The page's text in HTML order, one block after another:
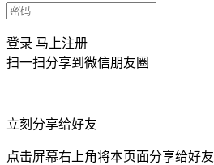
登录 马上注册
扫一扫分享到微信朋友圈
立刻分享给好友
点击屏幕右上角将本页面分享给好友